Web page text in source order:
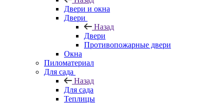
Двери и окна
Двери
Назад
Двери
Противопожарные двери
Окна
Пиломатериал
Для сада
Назад
Для сада
Теплицы